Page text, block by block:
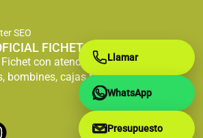
SEO
FICHET
con atención especializada en
bombines, cajas fuertes y servicio
Llamar
WhatsApp
Presupuesto